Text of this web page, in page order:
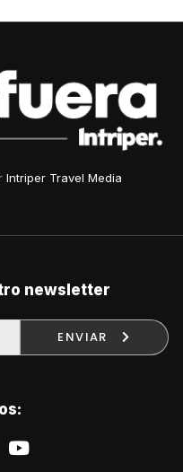
Intriper Travel Media
newsletter
ENVIAR